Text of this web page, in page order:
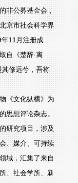
非公募基金会，
京市社会科学界
11月注册成
自《楚辞·离
其修远兮，吾将
文化纵横》为
思想评论杂志。
究项目，涉及
、媒介、可持续
域，汇集了来自
、社会学所、新